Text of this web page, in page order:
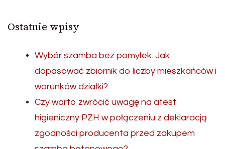
Ostatnie wpisy
Wybór szamba bez pomyłek. Jak
dopasować zbiornik do liczby mieszkańców i
warunków działki?
Czy warto zwrócić uwagę na atest
higieniczny PZH w połączeniu z deklaracją
zgodności producenta przed zakupem